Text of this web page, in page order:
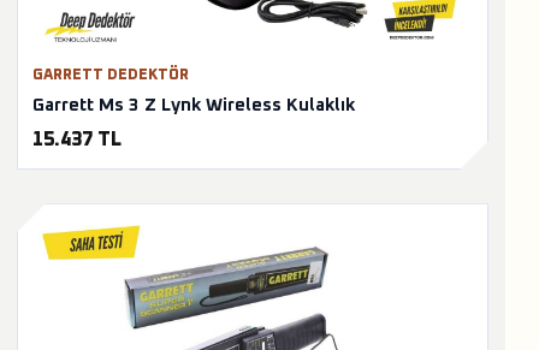
GARRETT DEDEKTÖR
Garrett Ms 3 Z Lynk Wireless Kulaklık
15.437 TL